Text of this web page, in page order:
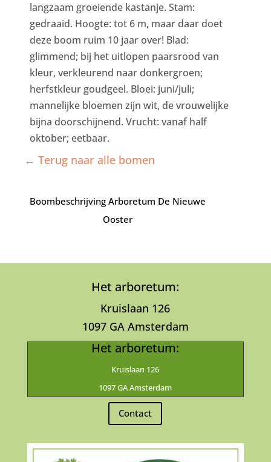
langzaam groeiende kastanje. Stam:
gedraaid. Hoogte: tot 6 m, maar daar doet
deze boom ruim 10 jaar over! Blad:
glimmend; bij het uitlopen paarsrood van
kleur, verkleurend naar donkergroen;
herfstkleur goudgeel. Bloei: juni/juli;
mannelijke bloemen zijn wit, de vrouwelijke
bijna doorschijnend. Vrucht: vanaf half
oktober; eetbaar.
← Terug naar alle bomen
Boombeschrijving Arboretum De Nieuwe
Ooster
Het arboretum:
Kruislaan 126
1097 GA Amsterdam
Het arboretum:
Kruislaan 126
1097 GA Amsterdam
Contact